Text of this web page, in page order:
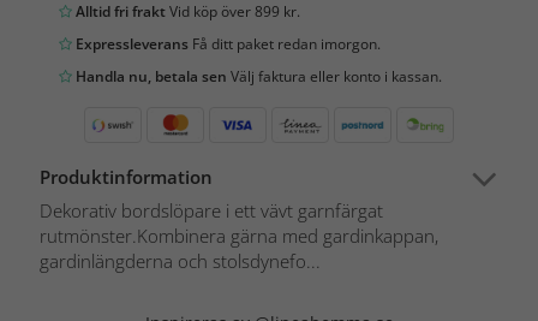
Alltid fri fraktVid köp över 899 kr.
Expressleverans Få ditt paket redan imorgon.
Handla nu, betala sen Välj faktura eller konto i kassan.
Produktinformation
Dekorativ bordslöpare i ett vävt garnfärgat
rutmönster.Kombinera gärna med gardinkappan,
gardinlängderna och stolsdynefo...